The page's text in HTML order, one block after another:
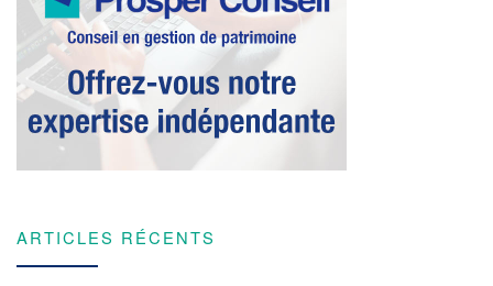
ARTICLES RÉCENTS